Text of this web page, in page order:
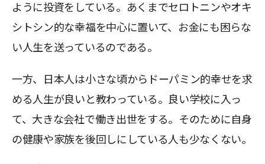
ように投資をしている。あくまでセロトニンやオキ
シトシン的な幸福を中心に置いて、お金にも困らな
い人生を送っているのである。
一方、日本人は小さな頃からドーパミン的幸せを求
める人生が良いと教わっている。良い学校に入っ
て、大きな会社で働き出世をする。そのために自身
の健康や家族を後回しにしている人も少なくない。